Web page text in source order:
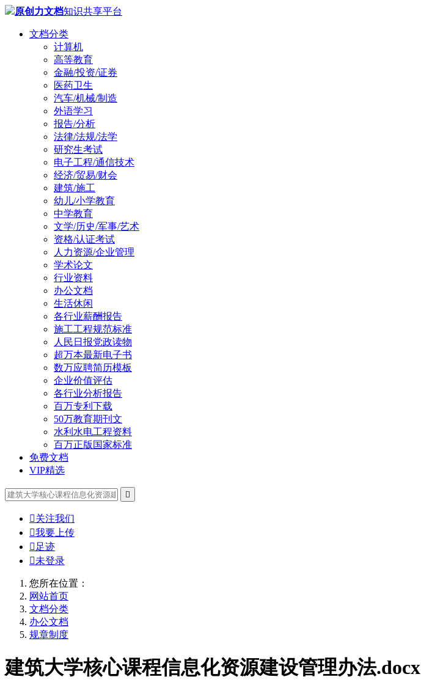
原创力文档知识共享平台
文档分类
计算机
高等教育
金融/投资/证券
医药卫生
汽车/机械/制造
外语学习
报告/分析
法律/法规/法学
研究生考试
电子工程/通信技术
经济/贸易/财会
建筑/施工
幼儿/小学教育
中学教育
文学/历史/军事/艺术
资格/认证考试
人力资源/企业管理
学术论文
行业资料
办公文档
生活休闲
各行业薪酬报告
施工工程规范标准
人民日报党政读物
超万本最新电子书
数万应聘简历模板
企业价值评估
各行业分析报告
百万专利下载
50万教育期刊文
水利水电工程资料
百万正版国家标准
免费文档
VIP精选

关注我们
我要上传
 足迹
未登录
您所在位置：
网站首页
文档分类
办公文档
规章制度
建筑大学核心课程信息化资源建设管理办法.docx